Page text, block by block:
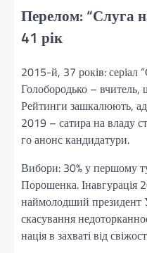
Перелом: “Слуга
41 рік
2015-й, 37 років: серіал
Голобородько – вчитель,
Рейтинги зашкалюють,
2019 – сатира на владу
го анонс кандидатури.
Вибори: 30% у першому
Порошенка. Інавгурація
наймолодший президент
скасування
нація в захваті від